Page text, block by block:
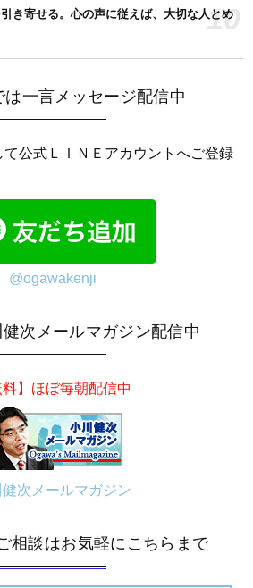
き寄せる。心の声に従えば、大切な人とめ
10
一言メッセージ配信中
て公式ＬＩＮＥアカウントへご登録
@ogawakenji
健次メールマガジン配信中
料】ほぼ毎朝配信中
次メールマガジン
相談はお気軽にこちらまで